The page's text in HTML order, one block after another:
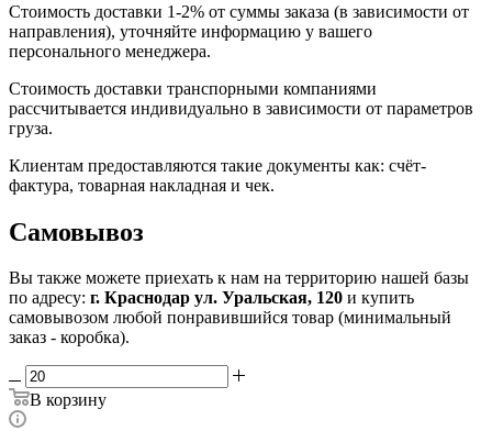
Стоимость доставки 1-2% от суммы заказа (в зависимости от
направления), уточняйте информацию у вашего
персонального менеджера.
Стоимость доставки транспорными компаниями
рассчитывается индивидуально в зависимости от параметров
груза.
Клиентам предоставляются такие документы как: счёт-
фактура, товарная накладная и чек.
Самовывоз
Вы также можете приехать к нам на территорию нашей базы
по адресу: г. Краснодар ул. Уральская, 120 и купить
самовывозом любой понравившийся товар (минимальный
заказ - коробка).
В корзину